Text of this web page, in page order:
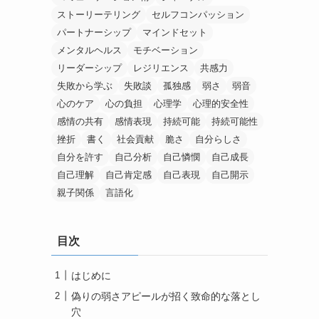
ストーリーテリング
セルフコンパッション
パートナーシップ
マインドセット
メンタルヘルス
モチベーション
リーダーシップ
レジリエンス
共感力
失敗から学ぶ
失敗談 孤独感 弱さ
弱音
心のケア
心の負担 心理学
心理的安全性
感情の共有
感情表現 持続可能
持続可能性
挫折
書く 社会貢献 脆さ
自分らしさ
自分を許す
自己分析 自己憐憫
自己成長
自己理解
自己肯定感 自己表現
自己開示
親子関係
言語化
目次
はじめに
偽りの弱さアピールが招く致命的な落とし
穴